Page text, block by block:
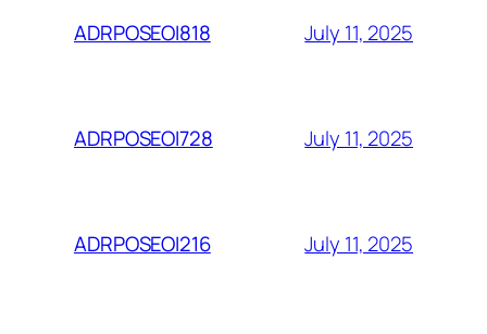
ADRPOSEOI818 July 11, 2025
ADRPOSEOI728 July 11, 2025
ADRPOSEOI216 July 11, 2025